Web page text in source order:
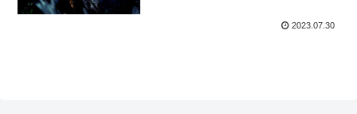
2023.07.30